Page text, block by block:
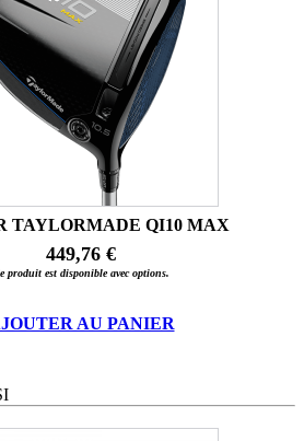
TAYLORMADE QI10 MAX
449,76 €
produit est disponible avec options.
AU PANIER